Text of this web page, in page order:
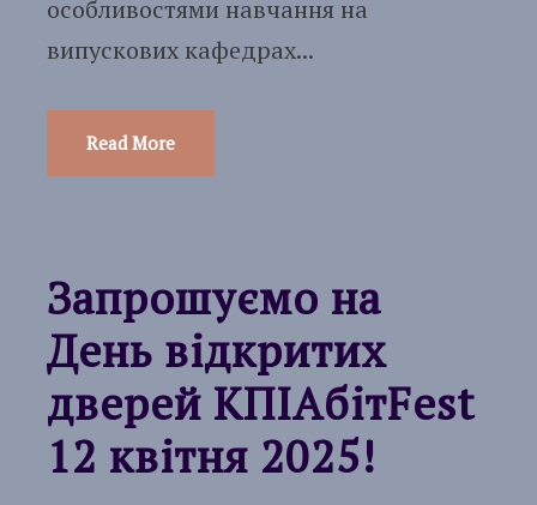
особливостями навчання на
випускових кафедрах...
Read More
Запрошуємо на
День відкритих
дверей КПІАбітFest
12 квітня 2025!